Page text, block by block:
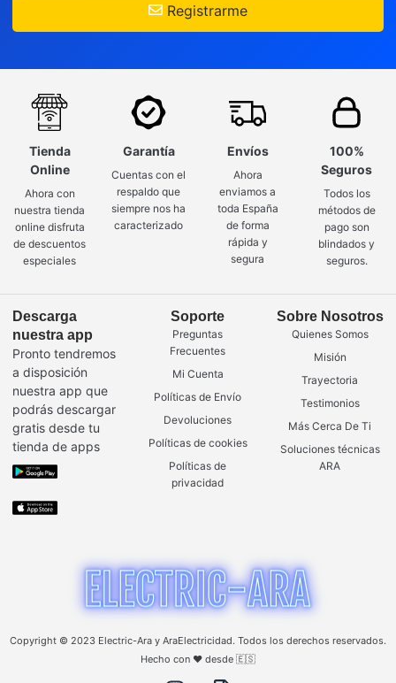
Registrarme
Tienda
Online
Ahora con
nuestra tienda
online disfruta
de descuentos
especiales
Garantía
Cuentas con el
respaldo que
siempre nos ha
caracterizado
Envíos
Ahora
enviamos a
toda España
de forma
rápida y
segura
100%
Seguros
Todos los
métodos de
pago son
blindados y
seguros.
Descarga
nuestra app
Pronto tendremos
a disposición
nuestra app que
podrás descargar
gratis desde tu
tienda de apps
Soporte
Preguntas
Frecuentes
Mi Cuenta
Políticas de Envío
Devoluciones
Políticas de cookies
Políticas de
privacidad
Sobre Nosotros
Quienes Somos
Misión
Trayectoria
Testimonios
Más Cerca De Ti
Soluciones técnicas
ARA
Copyright © 2023 Electric-Ara y AraElectricidad. Todos los derechos reservados.
Hecho con ❤️ desde 🇪🇸